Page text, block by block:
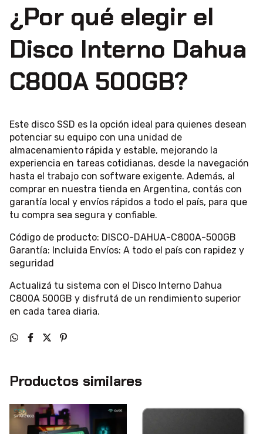
¿Por qué elegir el
Disco Interno Dahua
C800A 500GB?
Este disco SSD es la opción ideal para quienes desean
potenciar su equipo con una unidad de
almacenamiento rápida y estable, mejorando la
experiencia en tareas cotidianas, desde la navegación
hasta el trabajo con software exigente. Además, al
comprar en nuestra tienda en Argentina, contás con
garantía local y envíos rápidos a todo el país, para que
tu compra sea segura y confiable.
Código de producto: DISCO-DAHUA-C800A-500GB
Garantía: Incluida Envíos: A todo el país con rapidez y
seguridad
Actualizá tu sistema con el Disco Interno Dahua
C800A 500GB y disfrutá de un rendimiento superior
en cada tarea diaria.
Productos similares